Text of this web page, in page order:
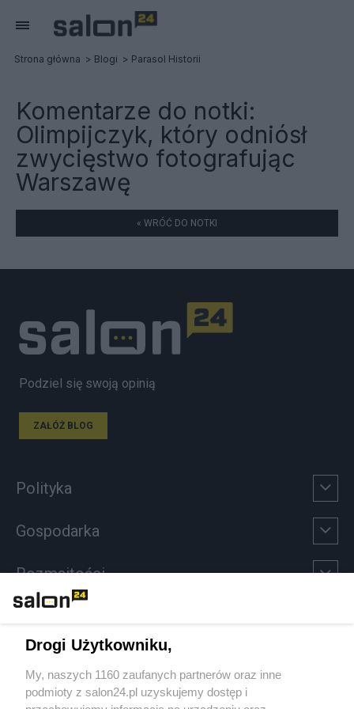
Strona główna Blogi Parasol Historii
Komentarze do notki:
Olimpijczyk, który odniósł
zwycięstwo fotografując
Warszawę
« WRÓĆ DO NOTKI
Podziel się swoją opinią
ZAŁÓŻ BLOG
Polityka
Gospodarka
Rozmaitości
Sport
Społeczeństwo
Drogi Użytkowniku,
My, naszych 1160 zaufanych partnerów oraz inne
podmioty z salon24.pl uzyskujemy dostęp i